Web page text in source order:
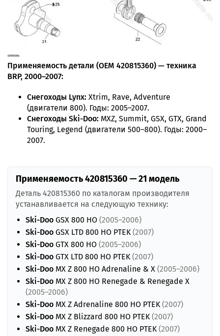
Применяемость детали (OEM 420815360) — техника
BRP, 2000–2007:
Снегоходы Lynx: Xtrim, Rave, Adventure
(двигатели 800). Годы: 2005–2007.
Снегоходы Ski-Doo: MXZ, Summit, GSX, GTX, Grand
Touring, Legend (двигатели 500–800). Годы: 2000–
2007.
Применяемость 420815360 — 21 модель
Деталь 420815360 по каталогам производителя
устанавливается на следующую технику:
Ski-Doo GSX 800 HO (2005–2006)
Ski-Doo GSX LTD 800 HO PTEK(2007)
Ski-Doo GTX 800 HO (2005–2006)
Ski-Doo GTX LTD 800 HO PTEK(2007)
Ski-Doo MX Z 800 HO Adrenaline & X (2005–2006)
Ski-Doo MX Z 800 HO Renegade & Renegade X
(2005–2006)
Ski-Doo MX Z Adrenaline 800 HO PTEK(2007)
Ski-Doo MX Z Blizzard 800 HO PTEK(2007)
Ski-Doo MX Z Renegade 800 HO PTEK(2007)